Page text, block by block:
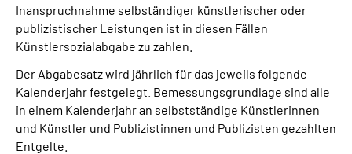
Inanspruchnahme selbständiger künstlerischer oder
publizistischer Leistungen ist in diesen Fällen
Künstlersozialabgabe zu zahlen.
Der Abgabesatz wird jährlich für das jeweils folgende
Kalenderjahr festgelegt. Bemessungsgrundlage sind alle
in einem Kalenderjahr an selbstständige Künstlerinnen
und Künstler und Publizistinnen und Publizisten gezahlten
Entgelte.